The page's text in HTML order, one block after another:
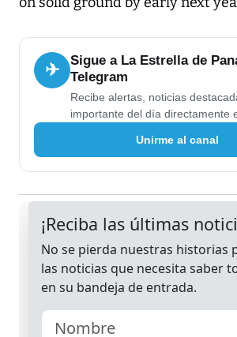
✈
Sigue a La Estrella de
Telegram
Recibe alertas, noticias
importante del día directamente
Unirme al canal